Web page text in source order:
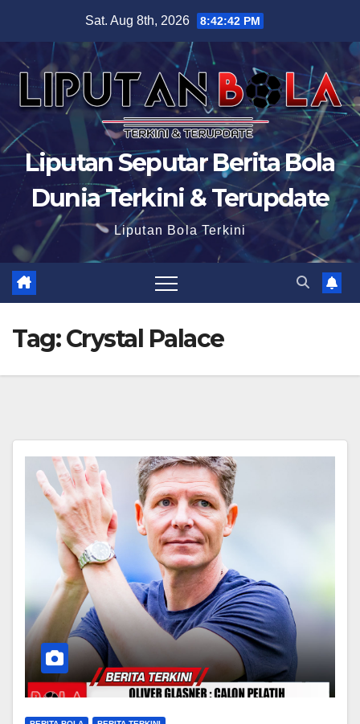
content
Sat. Aug 8th, 2026 8:42:43 PM
Liputan Seputar Berita Bola
Dunia Terkini & Terupdate
Liputan Bola Terkini
Tag:Crystal Palace